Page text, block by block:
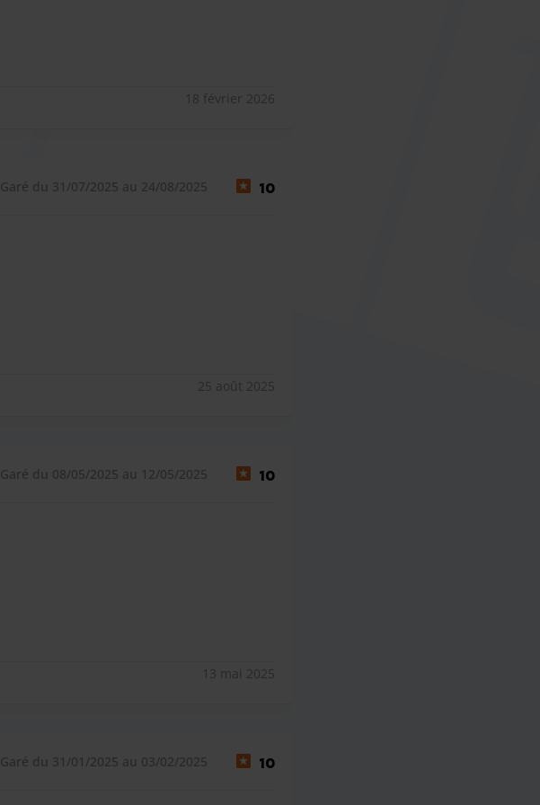
18 février 2026
Garé du 31/07/2025 au 24/08/2025 10
25 août 2025
Garé du 08/05/2025 au 12/05/2025 10
13 mai 2025
Garé du 31/01/2025 au 03/02/2025 10